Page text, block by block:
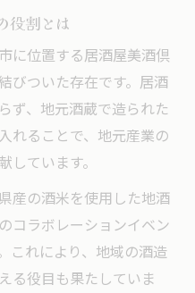
役割とは
に位置する居酒屋美酒倶
びついた存在です。居酒
ず、地元酒蔵で造られた
れることで、地元産業の
ています。
産の酒米を使用した地酒
コラボレーションイベン
これにより、地域の酒造
る役目も果たしていま